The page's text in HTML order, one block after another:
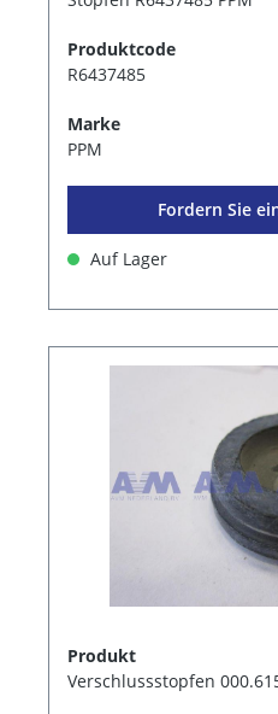
Produktcode
R6437485
Marke
PPM
Fordern Sie
Auf Lager
Produkt
Verschlussstopfen